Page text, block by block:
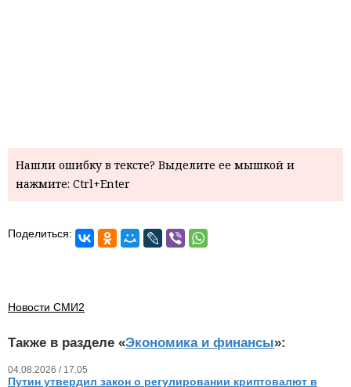
Нашли ошибку в тексте? Выделите ее мышкой и
нажмите: Ctrl+Enter
Поделиться:
Новости СМИ2
Также в разделе «Экономика и финансы»:
04.08.2026 / 17.05
Путин утвердил закон о регулировании криптовалют в